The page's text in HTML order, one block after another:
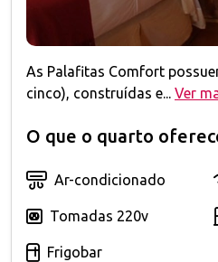
As Palafitas Comfort
cinco), construídas e... Ver
O que o quarto
Ar-condicionado
Tomadas 220v
Frigobar